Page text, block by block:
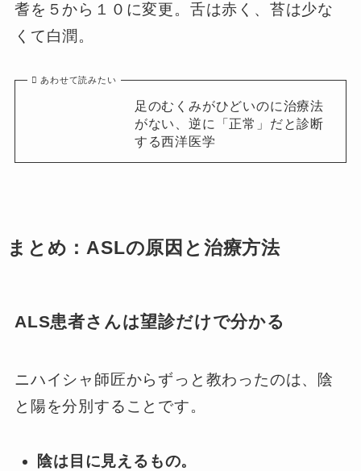
耆を５から１０に変更。 舌は赤く、苔は少な
くて白潤。
あわせて読みたい
足のむくみがひどいのに治療法
がない、逆に「正常」だと診断
する西洋医学
まとめ：ASLの原因と治療方法
ALS患者さんは望診だけで分かる
ニハイシャ師匠からずっと教わったのは、陰
と陽を分別することです。
陰は目に見えるもの。